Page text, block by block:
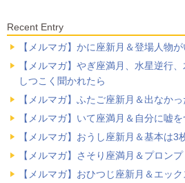
Recent Entry
【メルマガ】かに座新月＆登場人物
【メルマガ】やぎ座満月、水星逆行
しつこく聞かれたら
【メルマガ】ふたご座新月＆出なか
【メルマガ】いて座満月＆自分に嘘
【メルマガ】おうし座新月＆基本は3
【メルマガ】さそり座満月＆プロンプ
【メルマガ】おひつじ座新月＆エッ